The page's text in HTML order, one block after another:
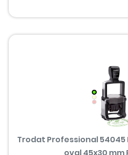
Trodat Professional